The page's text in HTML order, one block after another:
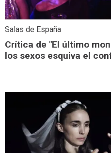
Salas de España
Crítica de "El último
los sexos esquiva el